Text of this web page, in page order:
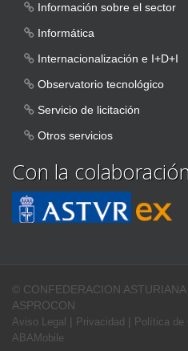
Información sobre el sector
Informática
Internacionalización e I+D+I
Observatorio tecnológico
Servicio de licitación
Otros servicios
Con la
© CONFEDERACION
ASPROCON
Aviso Legal | Privacidad | Política de
ABAMobile